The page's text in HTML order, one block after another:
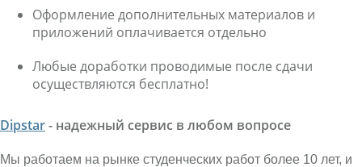
Оформление дополнительных материалов и
приложений оплачивается отдельно
Любые доработки проводимые после сдачи
осуществляются бесплатно!
Dipstar- надежный сервис в любом вопросе
Мы работаем на рынке студенческих работ более 10 лет, и